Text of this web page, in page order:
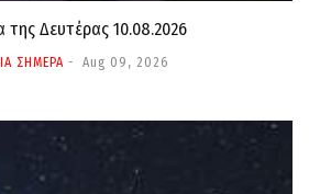
της Δευτέρας 10.08.2026
ΣΗΜΕΡΑ Aug 09, 2026